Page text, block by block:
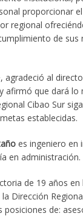
proporcionar
regional
de sus
agradeció al
afirmó que dará lo
Cibao Sur
establecidas.
es ingeniero en
en administración.
de 19 años en
Dirección
posiciones de: